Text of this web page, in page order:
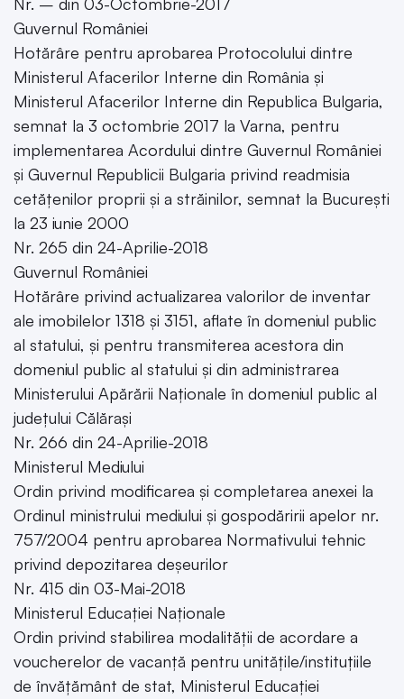
Nr. – din 03-Octombrie-2017
Guvernul României
Hotărâre pentru aprobarea Protocolului dintre
Ministerul Afacerilor Interne din România și
Ministerul Afacerilor Interne din Republica Bulgaria,
semnat la 3 octombrie 2017 la Varna, pentru
implementarea Acordului dintre Guvernul României
și Guvernul Republicii Bulgaria privind readmisia
cetățenilor proprii și a străinilor, semnat la București
la 23 iunie 2000
Nr. 265 din 24-Aprilie-2018
Guvernul României
Hotărâre privind actualizarea valorilor de inventar
ale imobilelor 1318 și 3151, aflate în domeniul public
al statului, și pentru transmiterea acestora din
domeniul public al statului și din administrarea
Ministerului Apărării Naționale în domeniul public al
județului Călărași
Nr. 266 din 24-Aprilie-2018
Ministerul Mediului
Ordin privind modificarea și completarea anexei la
Ordinul ministrului mediului și gospodăririi apelor nr.
757/2004 pentru aprobarea Normativului tehnic
privind depozitarea deșeurilor
Nr. 415 din 03-Mai-2018
Ministerul Educației Naționale
Ordin privind stabilirea modalității de acordare a
voucherelor de vacanță pentru unitățile/instituțiile
de învățământ de stat, Ministerul Educației